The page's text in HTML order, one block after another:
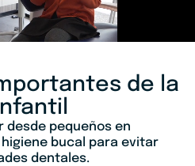
de la
desde pequeños en
bucal para evitar
dentales.